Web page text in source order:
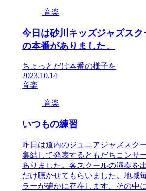
音楽
今日は砂川キッズジャズスク
の本番がありました。
ちょっとだけ本番の様子を
2023.10.14
音楽
音楽
いつもの練習
昨日は道内のジュニアジャズスク
集結して発表するともだちコンサ
ありました。各スクールの演奏を
だけ聴かせてもらいました。地域
ラーが確かに存在します、その中